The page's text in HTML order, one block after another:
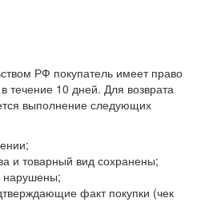
РФ покупатель имеет право
течение 10 дней. Для возврата
выполнение следующих
и товарный вид сохранены;
нарушены;
факт покупки (чек